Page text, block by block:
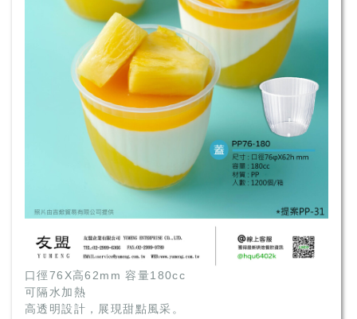
口徑76X高62mm 容量180cc
可隔水加熱
高透明設計，展現甜點風采。